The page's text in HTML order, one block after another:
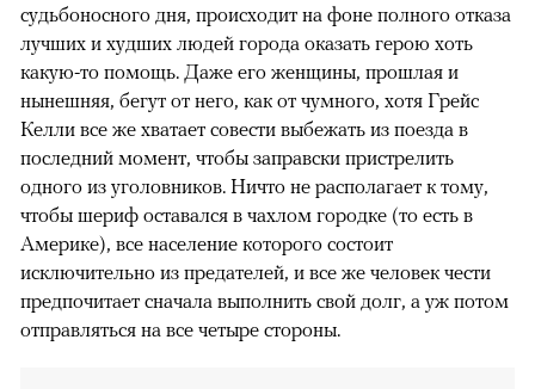
судьбоносного дня, происходит на фоне полного отказа
лучших и худших людей города оказать герою хоть
какую-то помощь. Даже его женщины, прошлая и
нынешняя, бегут от него, как от чумного, хотя Грейс
Келли все же хватает совести выбежать из поезда в
последний момент, чтобы заправски пристрелить
одного из уголовников. Ничто не располагает к тому,
чтобы шериф оставался в чахлом городке (то есть в
Америке), все население которого состоит
исключительно из предателей, и все же человек чести
предпочитает сначала выполнить свой долг, а уж потом
отправляться на все четыре стороны.